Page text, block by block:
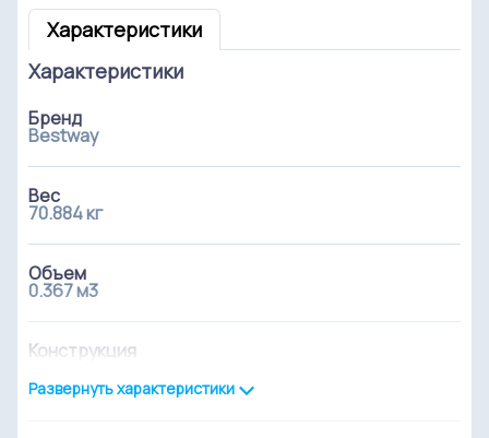
Характеристики
Характеристики
Бренд
Bestway
Вес
70.884 кг
Объем
0.367 м3
Конструкция
Развернуть характеристики